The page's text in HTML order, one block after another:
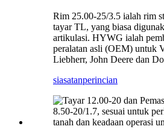
Rim 25.00-25/3.5 ialah rim
tayar TL, yang biasa
artikulasi. HYWG ialah
peralatan asli (OEM) untuk
Liebherr, John Deere dan
siasatanperincian